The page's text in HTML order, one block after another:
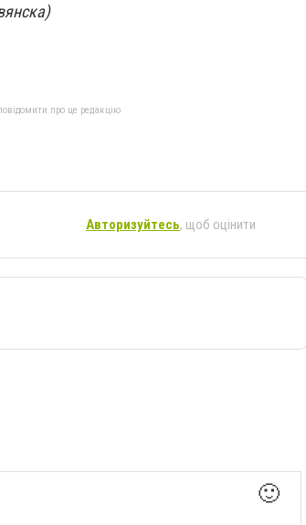
про це редакцію
Авторизуйтесь, щоб оцінити
🙂